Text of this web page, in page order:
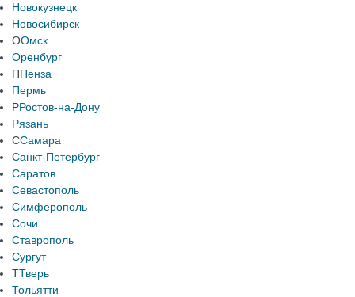
Новокузнецк
Новосибирск
ООмск
Оренбург
ППенза
Пермь
РРостов-на-Дону
Рязань
ССамара
Санкт-Петербург
Саратов
Севастополь
Симферополь
Сочи
Ставрополь
Сургут
ТТверь
Тольятти